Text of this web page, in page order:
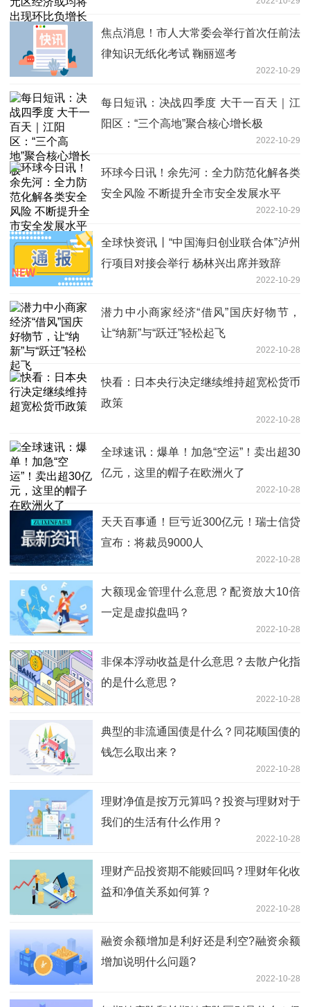
焦点消息！市人大常委会举行首次任前法
律知识无纸化考试 鞠丽巡考
2022-10-29
每日短讯：决战四季度 大干一百天｜江
阳区：“三个高地”聚合核心增长极
2022-10-29
环球今日讯！余先河：全力防范化解各类
安全风险 不断提升全市安全发展水平
2022-10-29
全球快资讯丨“中国海归创业联合体”泸州
行项目对接会举行 杨林兴出席并致辞
2022-10-29
潜力中小商家经济“借风”国庆好物节，
让“纳新”与“跃迁”轻松起飞
2022-10-28
快看：日本央行决定继续维持超宽松货币
政策
2022-10-28
全球速讯：爆单！加急“空运”！卖出超30
亿元，这里的帽子在欧洲火了
2022-10-28
天天百事通！巨亏近300亿元！瑞士信贷
宣布：将裁员9000人
2022-10-28
大额现金管理什么意思？配资放大10倍
一定是虚拟盘吗？
2022-10-28
非保本浮动收益是什么意思？去散户化指
的是什么意思？
2022-10-28
典型的非流通国债是什么？同花顺国债的
钱怎么取出来？
2022-10-28
理财净值是按万元算吗？投资与理财对于
我们的生活有什么作用？
2022-10-28
理财产品投资期不能赎回吗？理财年化收
益和净值关系如何算？
2022-10-28
融资余额增加是利好还是利空?融资余额
增加说明什么问题?
2022-10-28